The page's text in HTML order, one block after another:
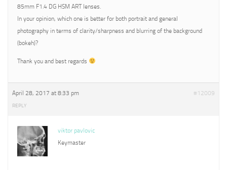
85mm F1.4 DG HSM ART lenses.
In your opinion, which one is better for both portrait and general
photography in terms of clarity/sharpness and blurring of the background
(bokeh)?
Thank you and best regards
April 28, 2017 at 8:33 pm #12009
REPLY
viktor pavlovic
Keymaster